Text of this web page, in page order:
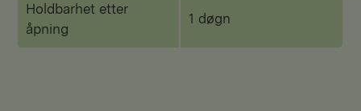
Holdbarhet etter
åpning
1 døgn